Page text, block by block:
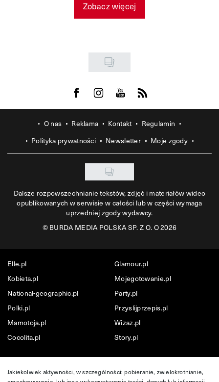
Zobacz więcej
Visit us on Facebook
Visit us on Instagram
Visit us on Youtube
Visit us on Rss
O nas Reklama Kontakt
Regulamin
Polityka prywatności
Newsletter Moje zgody
Dalsze rozpowszechnianie tekstów, zdjęć i materiałów wideo
opublikowanych w serwisie w całości lub w części wymaga
uprzedniej zgody wydawcy.
©BURDA MEDIA POLSKA SP. Z O. O 2026
Elle.pl
Glamour.pl
Kobieta.pl
Mojegotowanie.pl
National-geographic.pl
Party.pl
Polki.pl
Przyslijprzepis.pl
Mamotoja.pl
Wizaz.pl
Cocolita.pl
Story.pl
Jakiekolwiek aktywności, w szczególności: pobieranie, zwielokrotnianie,